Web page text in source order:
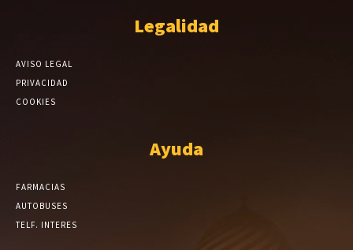
Legalidad
AVISO LEGAL
PRIVACIDAD
COOKIES
Ayuda
FARMACIAS
AUTOBUSES
TELF. INTERES